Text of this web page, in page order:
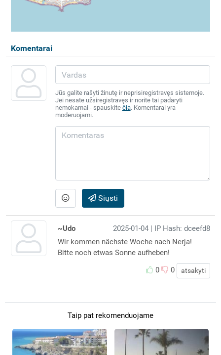
Komentarai
Jūs galite rašyti žinutę ir neprisiregistravęs sistemoje.
Jei nesate užsiregistravęs ir norite tai padaryti
nemokamai - spauskite čia. Komentarai yra
moderuojami.
Siųsti
2025-01-04 | IP Hash: dceefd8
~Udo
Wir kommen nächste Woche nach Nerja!
Bitte noch etwas Sonne aufheben!
0
0 atsakyti
Taip pat rekomenduojame